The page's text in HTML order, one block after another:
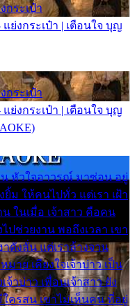
กระเป๋า
ย่งกระเป๋า | เตือนใจ บุญ
กระเป๋า
ย่งกระเป๋า | เตือนใจ บุญ
น หัวใจอาวรณ์ มาซ่อน อยู่
ม ให้คนไปทั่ว แต่เรา เฝ้า
ในเมื่อ เจ้าสาว คือคน
ปช่วยงาน พอถึงเวลา เขา
ดังลั่น แต่เราล้างจาน
าย เคียงใจเจ้าบ่าว เป็น
าบ่าว เพื่อนเจ้าสาว ยัง
ครสน เขาไม่เห็นคน ที่อยู่